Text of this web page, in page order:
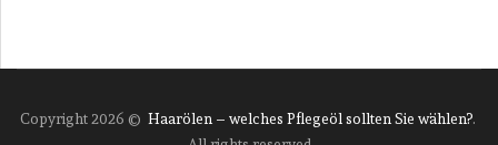
Copyright 2026 © Haarölen – welches Pflegeöl sollten Sie wählen?.